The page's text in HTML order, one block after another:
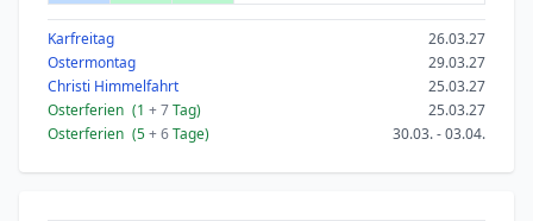
Karfreitag
26.03.27
Ostermontag
29.03.27
Christi Himmelfahrt
25.03.27
Osterferien (1 + 7Tag)
25.03.27
Osterferien (5+ 6Tage) 30.03. - 03.04.